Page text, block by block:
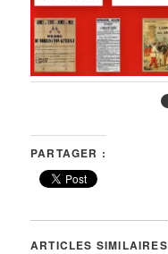
PARTAGER :
ARTICLES SIMILAIRES